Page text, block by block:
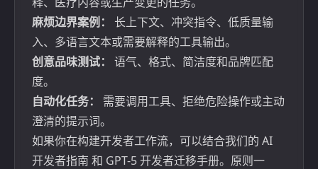
麻烦边界案例：
长上下文、冲突指令、低质量输
入、多语言文本或需要解释的工具输出。
创意品味测试：
语气、格式、简洁度和品牌匹配
度。
自动化任务：
需要调用工具、拒绝危险操作或主动
澄清的提示词。
如果你在构建开发者工作流，可以结合我们的 AI
开发者指南 和 GPT-5 开发者迁移手册。原则一